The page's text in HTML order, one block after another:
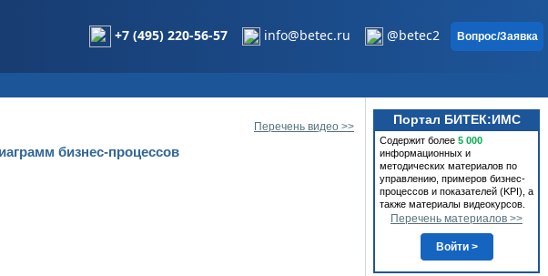
Перечень видео >>
бизнес-процессов
Портал БИТЕК:ИМС
Содержит более 5 000
информационных и
методических материалов по
управлению, примеров бизнес-
процессов и показателей (KPI), а
также материалы видеокурсов.
Перечень материалов >>
Войти >
+7 (495) 220-56-57 info@betec.ru @betec2 Вопрос/Заявка